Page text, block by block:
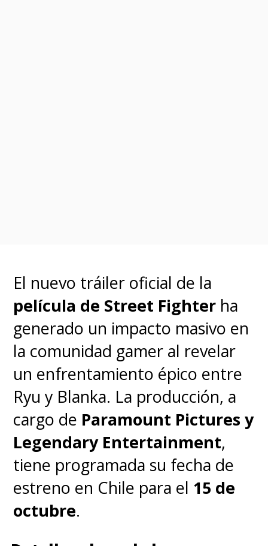
@JasonReitman,
@GilKenan
#GhostbustersDay
pic.twitter.com/P3QRild2Vs
— Ghostbusters (@Ghostbusters) June 9, 2022
“We’re writing another
movie. Tonight, we’re
going to share the code
name for the next
El nuevo tráiler oficial de la
película de Street Fighter ha
generado un impacto masivo en
la comunidad gamer al revelar
un enfrentamiento épico entre
Ryu y Blanka. La producción, a
cargo de Paramount Pictures y
Legendary Entertainment,
tiene programada su fecha de
estreno en Chile para el 15 de
octubre.